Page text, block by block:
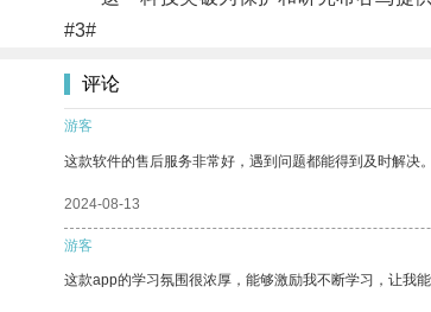
#3#
评论
游客
这款软件的售后服务非常好，遇到问题都能得到及时解决。
2024-08-13
游客
这款app的学习氛围很浓厚，能够激励我不断学习，让我能